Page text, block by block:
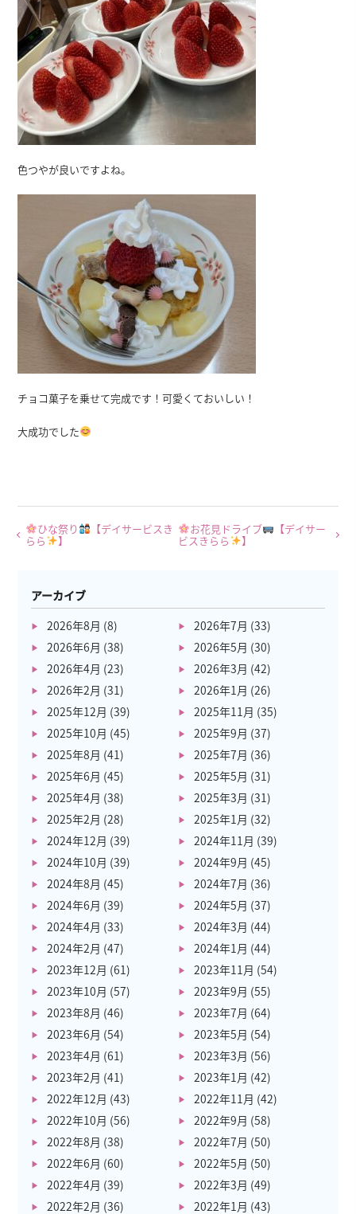
色つやが良いですよね。
チョコ菓子を乗せて完成です！可愛くておいしい！
大成功でした
ひな祭り 【デイサービスき
らら 】
お花見ドライブ 【デイサー
ビスきらら 】
アーカイブ
2026年8月 (8) 2026年7月 (33)
2026年6月 (38) 2026年5月 (30)
2026年4月 (23) 2026年3月 (42)
2026年2月 (31) 2026年1月 (26)
2025年12月 (39) 2025年11月 (35)
2025年10月 (45) 2025年9月 (37)
2025年8月 (41) 2025年7月 (36)
2025年6月 (45) 2025年5月 (31)
2025年4月 (38) 2025年3月 (31)
2025年2月 (28) 2025年1月 (32)
2024年12月 (39) 2024年11月 (39)
2024年10月 (39) 2024年9月 (45)
2024年8月 (45) 2024年7月 (36)
2024年6月 (39) 2024年5月 (37)
2024年4月 (33) 2024年3月 (44)
2024年2月 (47) 2024年1月 (44)
2023年12月 (61) 2023年11月 (54)
2023年10月 (57) 2023年9月 (55)
2023年8月 (46) 2023年7月 (64)
2023年6月 (54) 2023年5月 (54)
2023年4月 (61) 2023年3月 (56)
2023年2月 (41) 2023年1月 (42)
2022年12月 (43) 2022年11月 (42)
2022年10月 (56) 2022年9月 (58)
2022年8月 (38) 2022年7月 (50)
2022年6月 (60) 2022年5月 (50)
2022年4月 (39) 2022年3月 (49)
2022年2月 (36) 2022年1月 (43)